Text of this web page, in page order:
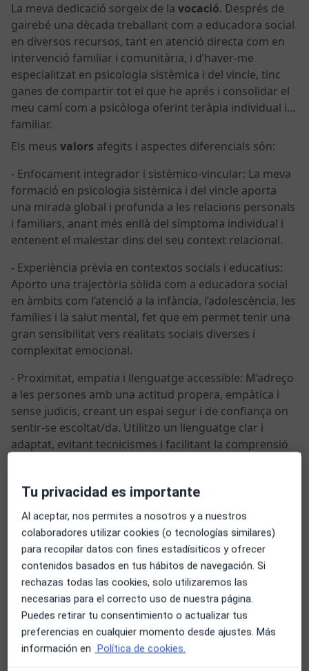
La meva dedicació sorgeix de la vocació. Després de
gairebé una dècada treballant com a educadora social
en diversos recursos, tant en atenció directa com en
intervenció familiar i comunitària, i d’haver-me
especialitzat en psicologia sistèmica i del vincle, tinc
ganes de compartir tot el que he aprés i consolidar el
meu camí com a psicòloga oferint teràpia individual i/o
familiar.
Els meus valors afegits i aspectes diferencials són:
- Enfocament integrador i sistèmico-vincular: La meva
formació en psicologia sistèmica i del vincle aporta
una mirada global i profunda a les relacions personals
i familiars, anant més enllà del símptoma individual i
entenent el malestar dins del seu context relacional.
- Experiència prèvia en contextos socials i educatius:
Aporto una trajectòria sòlida com a educadora social
en àmbits com l’atenció a la infància, l’adolescència, les
famílies i la salut mental, fet que em permet tenir una
gran sensibilitat vers realitats socials diverses i
complexitat emocional.
- Proximitat, empatia i llenguatge accessible: M’adreço
a les persones amb una actitud propera, empàtica i
sense judicis, creant un espai segur i de confiança on
sentir-se escoltat/da. Utilitzo un llenguatge clar i
adaptat, evitant tecnicismes i facilitant la comprensió
- Flexibilitat i accessibilitat: Ofereixo sessions tant
presencials com online, amb horaris adaptables i
ubicació en diversos gabinets de la ciutat de Lleida, la
qual cosa permet arribar a un ampli ventall de
persones i realitats.
- Compromís ètic i supervisió professional: Mantenir la
qualitat del servei és una prioritat, per això aposto per
la supervisió clínica periòdica i la formació continuada,
garantint una pràctica responsable, ètica i
actualitzada.
Tu privacidad es importante
Al aceptar, nos permites a nosotros y a nuestros
colaboradores utilizar cookies (o tecnologías similares)
para recopilar datos con fines estadísiticos y ofrecer
contenidos basados en tus hábitos de navegación. Si
rechazas todas las cookies, solo utilizaremos las
necesarias para el correcto uso de nuestra página.
Puedes retirar tu consentimiento o actualizar tus
preferencias en cualquier momento desde ajustes. Más
información en Política de cookies.